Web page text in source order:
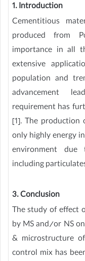
1. Introduction
Cementitious
produced from
importance in all
extensive
population and
advancement
requirement has
[1]. The production
only highly energy
environment
including
3. Conclusion
The study of effect
by MS and/or NS
& microstructure
control mix has